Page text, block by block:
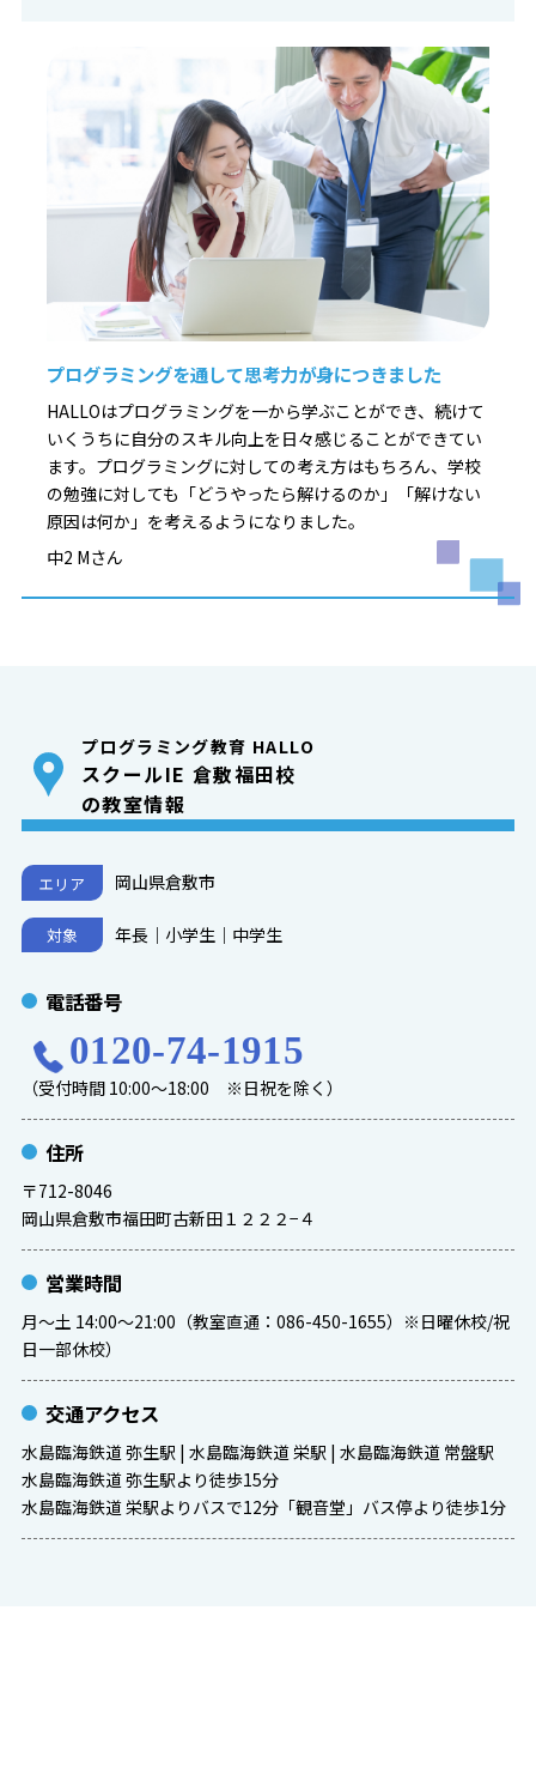
プログラミングを通して思考力が身につきました
HALLOはプログラミングを一から学ぶことができ、続けて
いくうちに自分のスキル向上を日々感じることができてい
ます。プログラミングに対しての考え方はもちろん、学校
の勉強に対しても「どうやったら解けるのか」「解けない
原因は何か」を考えるようになりました。
中2 Mさん
プログラミング教育 HALLO
スクールIE 倉敷福田校
の教室情報
エリア 岡山県倉敷市
対象 年長｜小学生｜中学生
電話番号
0120-74-1915
（受付時間 10:00～18:00 ※日祝を除く）
住所
〒712-8046
岡山県倉敷市福田町古新田１２２２−４
営業時間
月～土 14:00～21:00（教室直通：086-450-1655）※日曜休校/祝
日一部休校）
交通アクセス
水島臨海鉄道 弥生駅 | 水島臨海鉄道 栄駅 | 水島臨海鉄道 常盤駅
水島臨海鉄道 弥生駅より徒歩15分
水島臨海鉄道 栄駅よりバスで12分「観音堂」バス停より徒歩1分